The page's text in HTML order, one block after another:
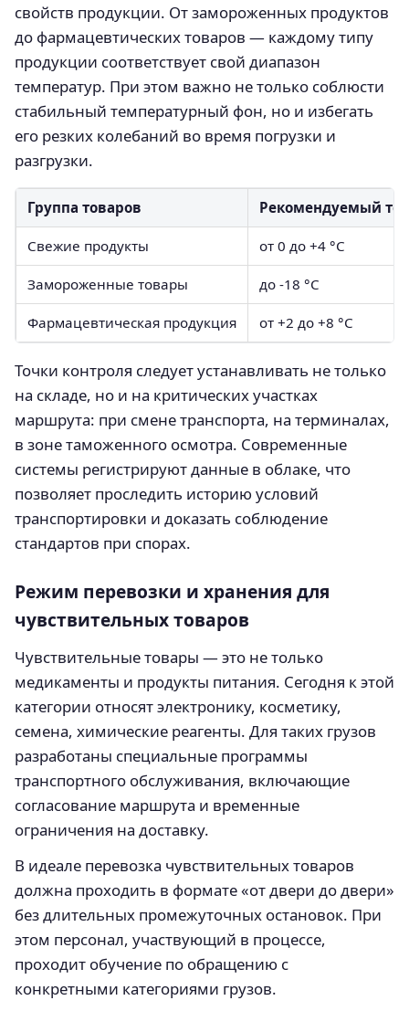
свойств продукции. От замороженных продуктов
до фармацевтических товаров — каждому типу
продукции соответствует свой диапазон
температур. При этом важно не только соблюсти
стабильный температурный фон, но и избегать
его резких колебаний во время погрузки и
разгрузки.
Группа товаров Рекомендуемый
Свежие продукты от 0 до +4 °C
Замороженные товары до -18 °C
Фармацевтическая продукция от +2 до +8 °C
Точки контроля следует устанавливать не только
на складе, но и на критических участках
маршрута: при смене транспорта, на терминалах,
в зоне таможенного осмотра. Современные
системы регистрируют данные в облаке, что
позволяет проследить историю условий
транспортировки и доказать соблюдение
стандартов при спорах.
Режим перевозки и хранения для
чувствительных товаров
Чувствительные товары — это не только
медикаменты и продукты питания. Сегодня к этой
категории относят электронику, косметику,
семена, химические реагенты. Для таких грузов
разработаны специальные программы
транспортного обслуживания, включающие
согласование маршрута и временные
ограничения на доставку.
В идеале перевозка чувствительных товаров
должна проходить в формате «от двери до двери»
без длительных промежуточных остановок. При
этом персонал, участвующий в процессе,
проходит обучение по обращению с
конкретными категориями грузов.